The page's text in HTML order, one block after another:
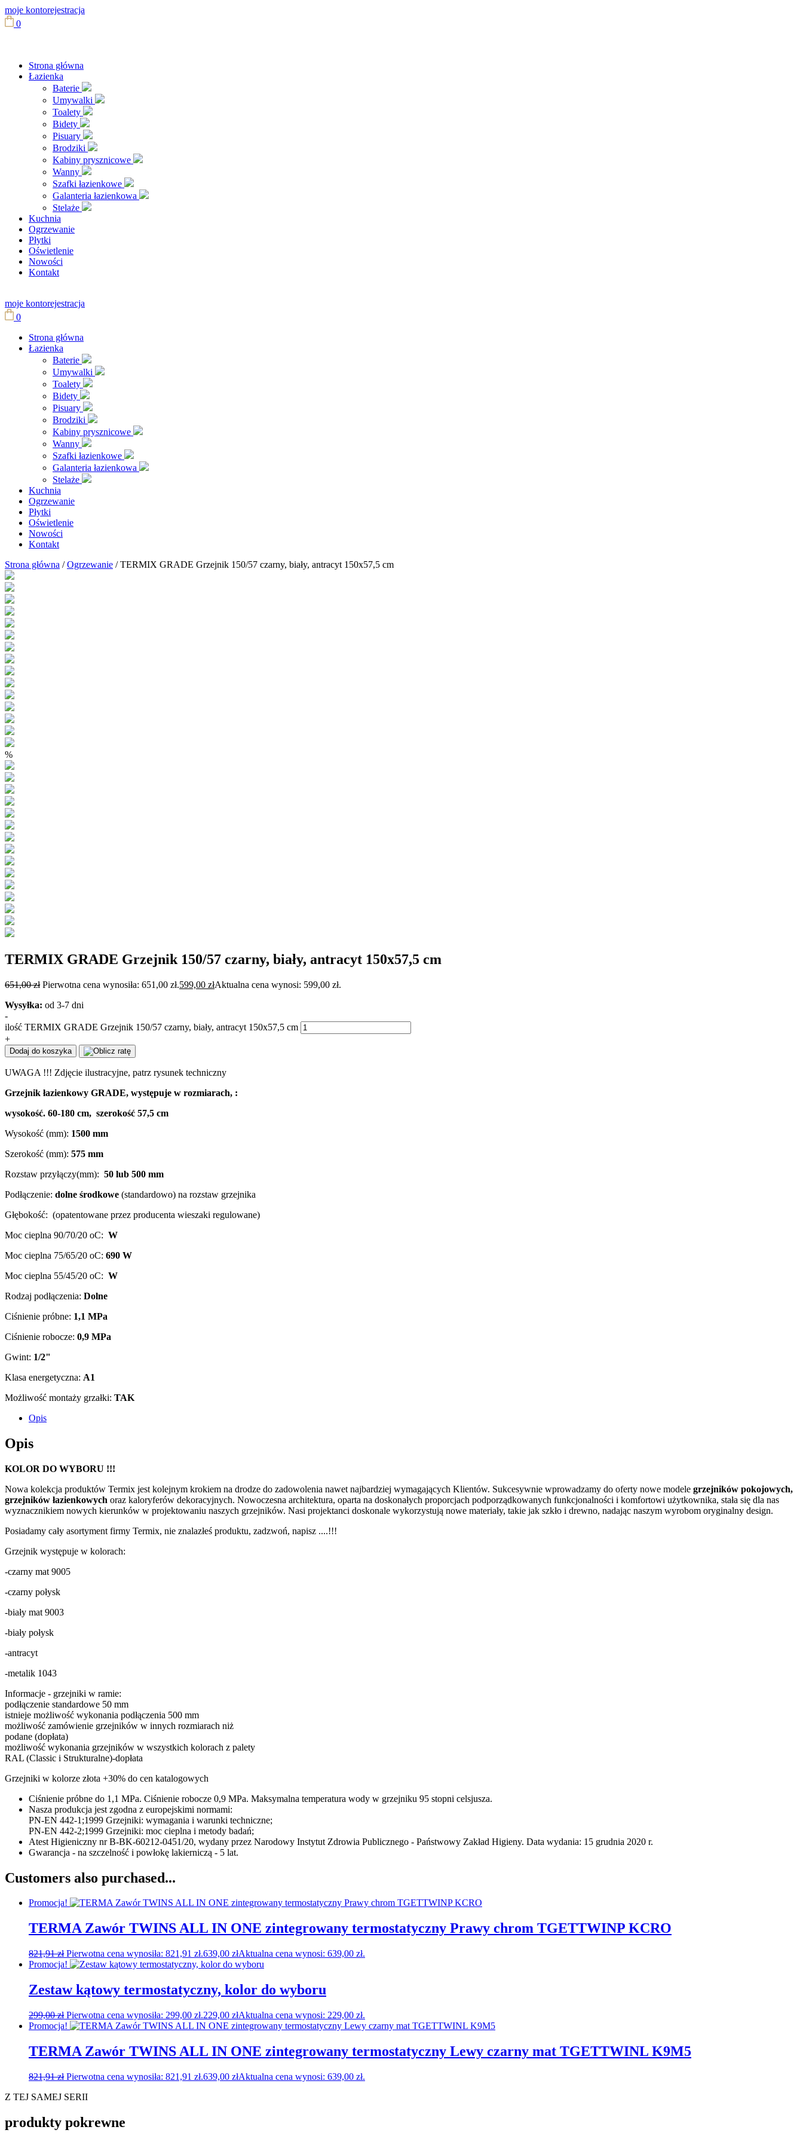
moje kontorejestracja
0
Strona główna
Łazienka
Baterie
Umywalki
Toalety
Bidety
Pisuary
Brodziki
Kabiny prysznicowe
Wanny
Szafki łazienkowe
Galanteria łazienkowa
Stelaże
Kuchnia
Ogrzewanie
Płytki
Oświetlenie
Nowości
Kontakt
moje kontorejestracja
0
Strona główna
Łazienka
Baterie
Umywalki
Toalety
Bidety
Pisuary
Brodziki
Kabiny prysznicowe
Wanny
Szafki łazienkowe
Galanteria łazienkowa
Stelaże
Kuchnia
Ogrzewanie
Płytki
Oświetlenie
Nowości
Kontakt
Strona główna /Ogrzewanie / TERMIX GRADE Grzejnik 150/57 czarny, biały, antracyt 150x57,5 cm
%
TERMIX GRADE Grzejnik 150/57 czarny, biały, antracyt 150x57,5 cm
651,00zł Pierwotna cena wynosiła: 651,00 zł.599,00 złAktualna cena wynosi: 599,00 zł.
Wysyłka: od 3-7 dni
-
ilość TERMIX GRADE Grzejnik 150/57 czarny, biały, antracyt 150x57,5 cm
+
Dodaj do koszyka
UWAGA !!! Zdjęcie ilustracyjne, patrz rysunek techniczny
Grzejnik łazienkowy GRADE, występuje w rozmiarach, :
wysokość. 60-180 cm, szerokość 57,5 cm
Wysokość (mm): 1500 mm
Szerokość (mm): 575 mm
Rozstaw przyłączy(mm): 50 lub 500 mm
Podłączenie: dolne środkowe (standardowo) na rozstaw grzejnika
Głębokość: (opatentowane przez producenta wieszaki regulowane)
Moc cieplna 90/70/20 oC: W
Moc cieplna 75/65/20 oC: 690 W
Moc cieplna 55/45/20 oC: W
Rodzaj podłączenia: Dolne
Ciśnienie próbne: 1,1 MPa
Ciśnienie robocze: 0,9 MPa
Gwint: 1/2"
Klasa energetyczna: A1
Możliwość montaży grzałki: TAK
Opis
Opis
KOLOR DO WYBORU !!!
Nowa kolekcja produktów Termix jest kolejnym krokiem na drodze do zadowolenia nawet najbardziej wymagających Klientów. Sukcesywnie wprowadzamy do oferty nowe modele grzejników pokojowych,
grzejników łazienkowych oraz kaloryferów dekoracyjnych. Nowoczesna architektura, oparta na doskonałych proporcjach podporządkowanych funkcjonalności i komfortowi użytkownika, stała się dla nas
wyznacznikiem nowych kierunków w projektowaniu naszych grzejników. Nasi projektanci doskonale wykorzystują nowe materiały, takie jak szkło i drewno, nadając naszym wyrobom oryginalny design.
Posiadamy cały asortyment firmy Termix, nie znalazłeś produktu, zadzwoń, napisz ....!!!
Grzejnik występuje w kolorach:
-czarny mat 9005
-czarny połysk
-biały mat 9003
-biały połysk
-antracyt
-metalik 1043
Informacje - grzejniki w ramie:
podłączenie standardowe 50 mm
istnieje możliwość wykonania podłączenia 500 mm
możliwość zamówienie grzejników w innych rozmiarach niż
podane (dopłata)
możliwość wykonania grzejników w wszystkich kolorach z palety
RAL (Classic i Strukturalne)-dopłata
Grzejniki w kolorze złota +30% do cen katalogowych
Ciśnienie próbne do 1,1 MPa. Ciśnienie robocze 0,9 MPa. Maksymalna temperatura wody w grzejniku 95 stopni celsjusza.
Nasza produkcja jest zgodna z europejskimi normami:
PN-EN 442-1;1999 Grzejniki: wymagania i warunki techniczne;
PN-EN 442-2;1999 Grzejniki: moc cieplna i metody badań;
Atest Higieniczny nr B-BK-60212-0451/20, wydany przez Narodowy Instytut Zdrowia Publicznego - Państwowy Zakład Higieny. Data wydania: 15 grudnia 2020 r.
Gwarancja - na szczelność i powłokę lakierniczą - 5 lat.
Customers also purchased...
Promocja!
TERMA Zawór TWINS ALL IN ONE zintegrowany termostatyczny Prawy chrom TGETTWINP KCRO
821,91zł Pierwotna cena wynosiła: 821,91 zł.639,00 złAktualna cena wynosi: 639,00 zł.
Promocja!
Zestaw kątowy termostatyczny, kolor do wyboru
299,00zł Pierwotna cena wynosiła: 299,00 zł.229,00 złAktualna cena wynosi: 229,00 zł.
Promocja!
TERMA Zawór TWINS ALL IN ONE zintegrowany termostatyczny Lewy czarny mat TGETTWINL K9M5
821,91zł Pierwotna cena wynosiła: 821,91 zł.639,00 złAktualna cena wynosi: 639,00 zł.
Z TEJ SAMEJ SERII
produkty pokrewne